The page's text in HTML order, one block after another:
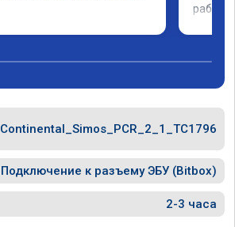
Continental_Simos_PCR_2_1_TC1796
Подключение к разъему ЭБУ (Bitbox)
2-3 часа